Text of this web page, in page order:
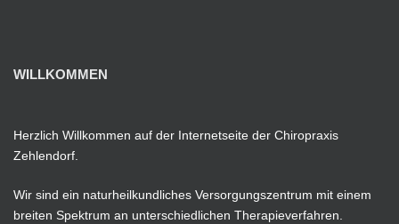
WILLKOMMEN
Herzlich Willkommen auf der Internetseite der Chiropraxis
Zehlendorf.
Wir sind ein naturheilkundliches Versorgungszentrum mit einem
breiten Spektrum an unterschiedlichen Therapieverfahren.